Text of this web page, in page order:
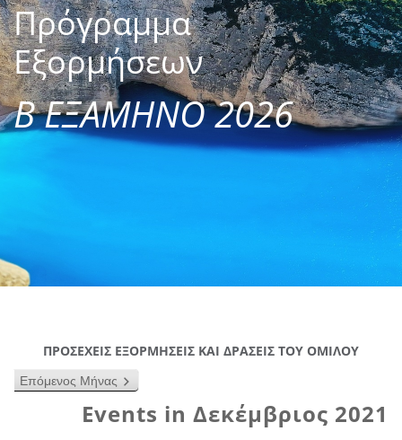
Πρόγραμμα
Εξορμήσεων
Β ΕΞΑΜΗΝΟ 2026
ΠΡΟΣΕΧΕΙΣ ΕΞΟΡΜΗΣΕΙΣ ΚΑΙ ΔΡΑΣΕΙΣ ΤΟΥ ΟΜΙΛΟΥ
Επόμενος Μήνας
Events in Δεκέμβριος 2021